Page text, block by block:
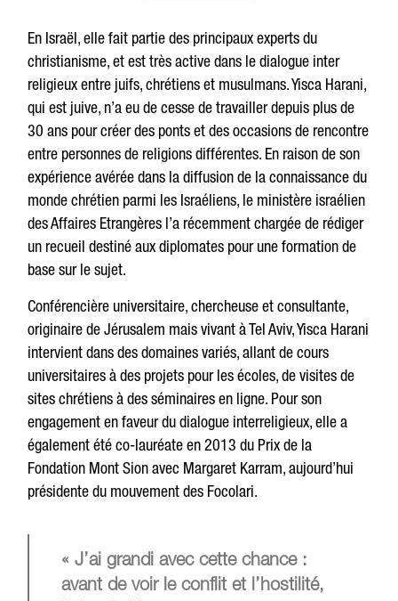
En Israël, elle fait partie des principaux experts du
christianisme, et est très active dans le dialogue inter
religieux entre juifs, chrétiens et musulmans. Yisca Harani,
qui est juive, n’a eu de cesse de travailler depuis plus de
30 ans pour créer des ponts et des occasions de rencontre
entre personnes de religions différentes. En raison de son
expérience avérée dans la diffusion de la connaissance du
monde chrétien parmi les Israéliens, le ministère israélien
des Affaires Etrangères l’a récemment chargée de rédiger
un recueil destiné aux diplomates pour une formation de
base sur le sujet.
Conférencière universitaire, chercheuse et consultante,
originaire de Jérusalem mais vivant à Tel Aviv, Yisca Harani
intervient dans des domaines variés, allant de cours
universitaires à des projets pour les écoles, de visites de
sites chrétiens à des séminaires en ligne. Pour son
engagement en faveur du dialogue interreligieux, elle a
également été co-lauréate en 2013 du Prix de la
Fondation Mont Sion avec Margaret Karram, aujourd’hui
présidente du mouvement des Focolari.
« J’ai grandi avec cette chance :
avant de voir le conflit et l’hostilité,